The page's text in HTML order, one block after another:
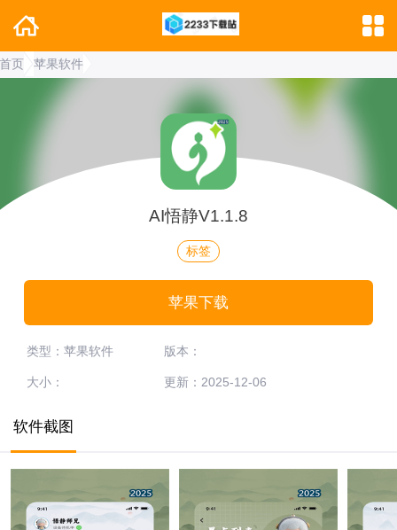
页 苹果软件
AI悟静V1.1.8
标签
苹果下载
类型：苹果软件 版本：
大小： 更新：2025-12-06
软件截图